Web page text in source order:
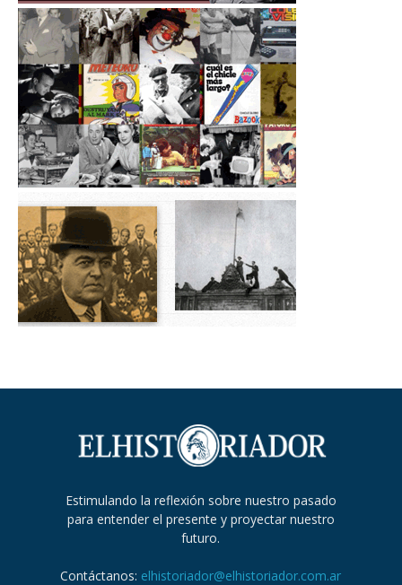
Estimulando la reflexión sobre nuestro pasado
para entender el presente y proyectar nuestro
futuro.
Contáctanos: elhistoriador@elhistoriador.com.ar